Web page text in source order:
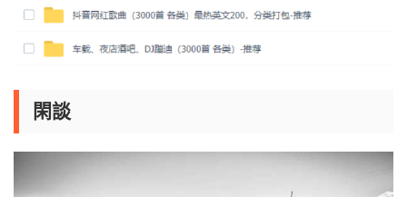
閑談